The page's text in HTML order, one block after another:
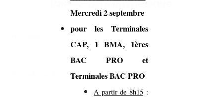
Mercredi 2 septembre
pour les Terminales
CAP, 1 BMA, 1ères
BAC PRO et
Terminales BAC PRO
A partir de 8h15:
Laissez-nous un message